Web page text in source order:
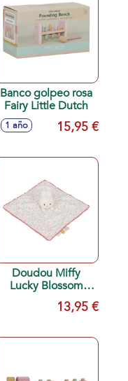
Banco golpeo rosa
Fairy Little Dutch
1 año 15,95 €
Doudou Miffy
Lucky Blossom
Little Dutch13,95 €